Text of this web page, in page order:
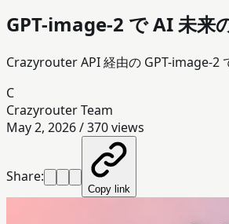
GPT-image-2 で AI 未来
Crazyrouter API 経由の GPT-image-2
C
Crazyrouter Team
May 2, 2026/370views
Share:
Copy link